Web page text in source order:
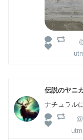
伝説のヤニ
ナチュラル